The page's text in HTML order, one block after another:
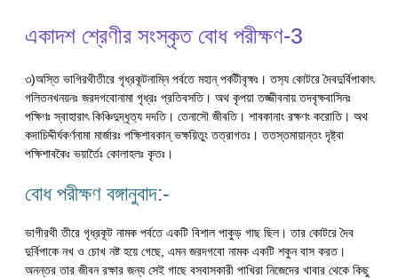
একাদশ শ্রেণীর সংস্কৃত বোধ পরীক্ষণ-3
৩)অস্তি ভাগিরথীতীরে গৃধ্রকূটনাম্নি পর্বতে মহান্ পর্কটীবৃক্ষঃ। তস‍্য কোটরে দৈবদুর্বিপাকাৎ
গলিতনখনয়নঃ জরদগবোনামা গৃধ্রঃ প্রতিবসতি। অথ কৃপয়া তজ্জীবনায় তদবৃক্ষবাসিনঃ
পক্ষিণঃ স্বাহারাৎ কিঞ্চিদুদ্ধৃত‍্য দদতি। তেনাসৌ জীবতি। শাবকানাং রক্ষণং করোতি। অথ
কদাচিদ্দীর্ঘকর্ণনামা মার্জারঃ পক্ষিশাবকান্ ভক্ষয়িতুং তত্রাগতঃ। ততস্তমায়ান্তং দৃষ্ট্বা
পক্ষিশাবকৈঃ ভয়ার্তৈঃ কোলাহলঃ কৃতঃ।
বোধ পরীক্ষণ বঙ্গানুবাদ:-
ভাগীরথী তীরে গৃধ্রকূট নামক পর্বতে একটি বিশাল পাকুড় গাছ ছিল। তার কোটরে দৈব
দুর্বিপাকে নখ ও চোখ নষ্ট হয়ে গেছে, এমন জরদগবো নামক একটি শকুন বাস করত।
অনন্তর তার জীবন রক্ষার জন্য সেই গাছে বসবাসকারী পাখিরা নিজেদের খাবার থেকে কিছু